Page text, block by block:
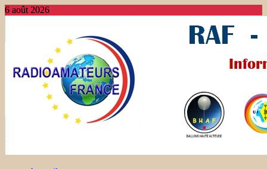
6 août 2026